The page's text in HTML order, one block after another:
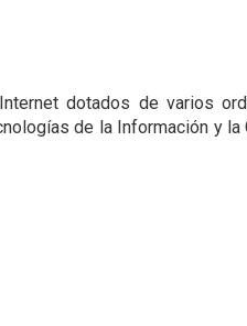
dotados de varios
de la Información y